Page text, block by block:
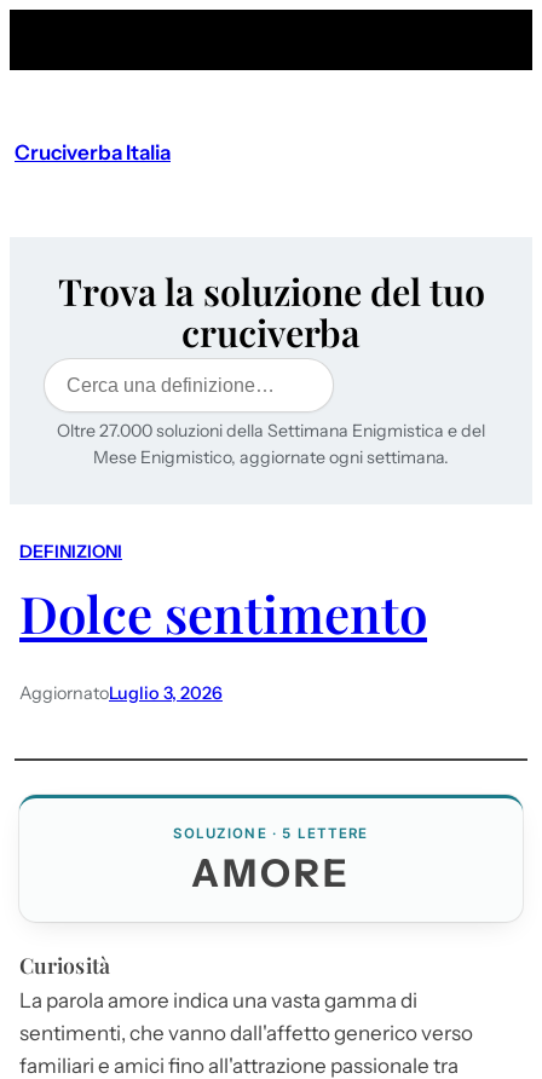
Cruciverba Italia
Trova la soluzione del tuo
cruciverba
Cerca
Oltre 27.000 soluzioni della Settimana Enigmistica e del
Mese Enigmistico, aggiornate ogni settimana.
DEFINIZIONI
Dolce sentimento
AggiornatoLuglio 3, 2026
SOLUZIONE · 5 LETTERE
AMORE
Curiosità
La parola amore indica una vasta gamma di
sentimenti, che vanno dall'affetto generico verso
familiari e amici fino all'attrazione passionale tra